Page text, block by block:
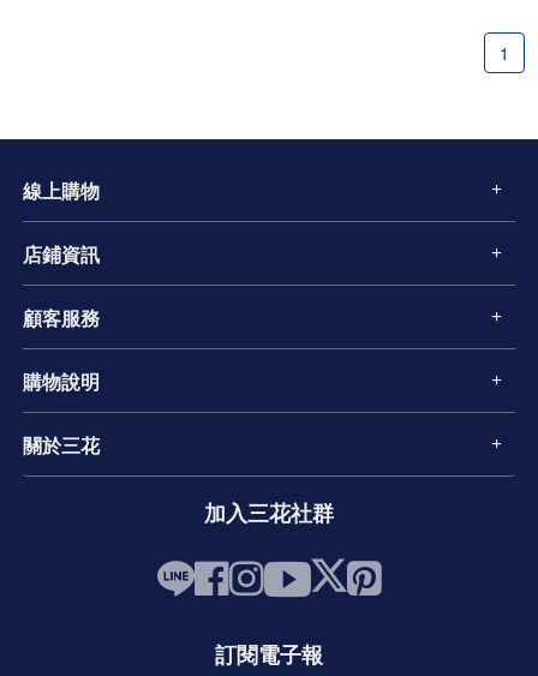
1
線上購物
店鋪資訊
顧客服務
購物說明
關於三花
加入三花社群
訂閱電子報